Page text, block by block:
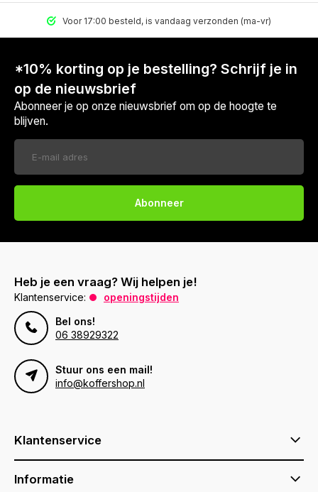
Voor 17:00 besteld, is vandaag verzonden (ma-vr)
*10% korting op je bestelling? Schrijf je in
op de nieuwsbrief
Abonneer je op onze nieuwsbrief om op de hoogte te
blijven.
Abonneer
Heb je een vraag? Wij helpen je!
Klantenservice:
openingstijden
Bel ons!
06 38929322
Stuur ons een mail!
info@koffershop.nl
Klantenservice
Informatie